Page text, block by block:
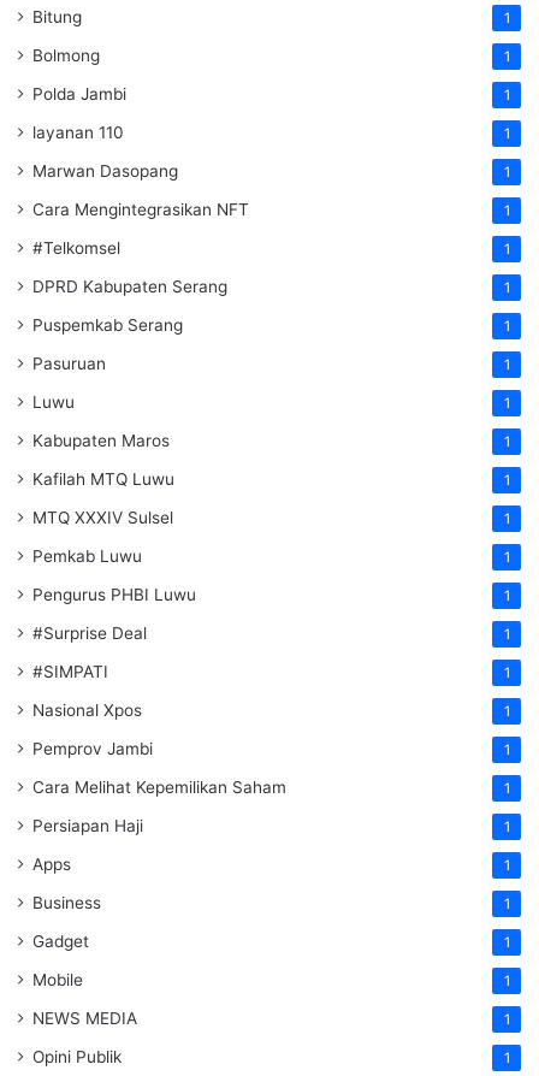
Bitung 1
Bolmong 1
Polda Jambi 1
layanan 110 1
Marwan Dasopang 1
Cara Mengintegrasikan NFT 1
#Telkomsel 1
DPRD Kabupaten Serang 1
Puspemkab Serang 1
Pasuruan 1
Luwu 1
Kabupaten Maros 1
Kafilah MTQ Luwu 1
MTQ XXXIV Sulsel 1
Pemkab Luwu 1
Pengurus PHBI Luwu 1
#Surprise Deal 1
#SIMPATI 1
Nasional Xpos 1
Pemprov Jambi 1
Cara Melihat Kepemilikan Saham 1
Persiapan Haji 1
Apps 1
Business 1
Gadget 1
Mobile 1
NEWS MEDIA 1
Opini Publik 1